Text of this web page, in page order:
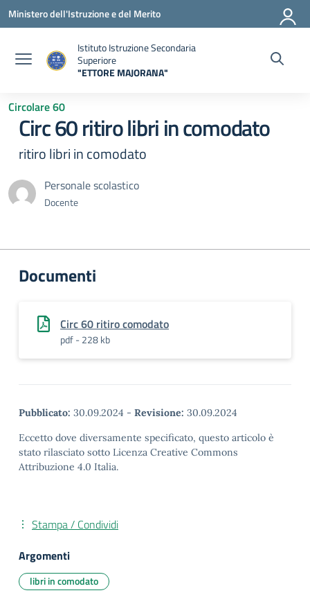
Vai ai contenuti
Vai al menu di navigazione
Vai al footer
Ministero dell'Istruzione e del Merito
Istituto Istruzione Secondaria
Superiore
"ETTORE MAJORANA"
Circolare 60
Circ 60 ritiro libri in comodato
ritiro libri in comodato
Personale scolastico
Docente
Documenti
Circ 60 ritiro comodato
pdf - 228 kb
Pubblicato: 30.09.2024 - Revisione: 30.09.2024
Eccetto dove diversamente specificato, questo articolo è
stato rilasciato sotto Licenza Creative Commons
Attribuzione 4.0 Italia.
Stampa / Condividi
Argomenti
libri in comodato